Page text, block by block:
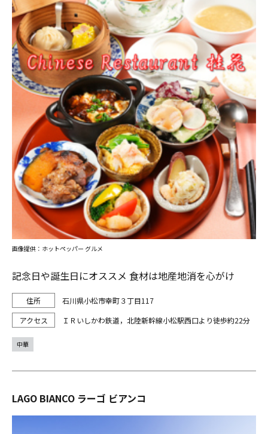
記念日や誕生日にオススメ 食材は地産地消を心がけ
石川県小松市幸町３丁目117
ＩＲいしかわ鉄道，北陸新幹線小松駅西口より徒歩約22分
画像提供：ホットペッパー グルメ
中華
LAGO BIANCO ラーゴ ビアンコ